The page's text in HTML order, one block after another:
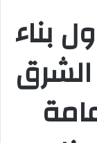
بناء